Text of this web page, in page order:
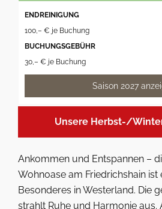
ENDREINIGUNG
100,– € je Buchung
BUCHUNGSGEBÜHR
30,– € je Buchung
Saison 2027
Unsere Herbst-/
Ankommen und Entspannen –
Wohnoase am Friedrichshain ist
Besonderes in Westerland. Die
strahlt Ruhe und Harmonie aus.